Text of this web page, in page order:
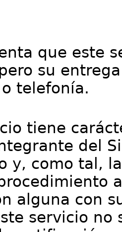
que este
su
telefonía.
tiene
del
y, como tal,
alguna con
servicio no